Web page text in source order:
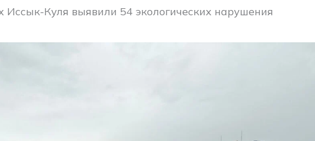
Иссык-Куля выявили 54 экологических нарушения